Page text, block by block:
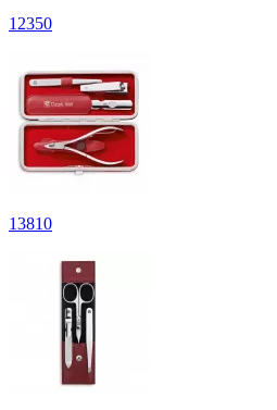
12350
13810